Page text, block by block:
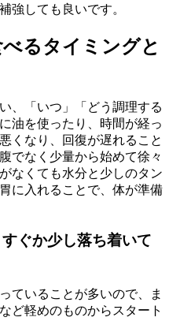
強しても良いです。
るタイミングと
、「いつ」「どう調理する
油を使ったり、時間が経っ
くなり、回復が遅れること
でなく少量から始めて徐々
なくても水分と少しのタン
に入れることで、体が準備
ぐか少し落ち着いて
ていることが多いので、ま
ど軽めのものからスタート